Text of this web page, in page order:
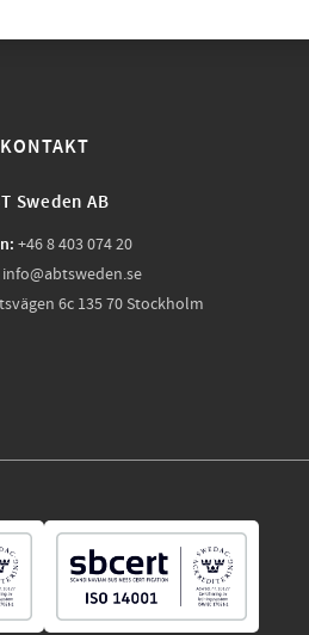
KONTAKT
Sweden AB
+46 8 403 074 20
info@abtsweden.se
6c 135 70 Stockholm